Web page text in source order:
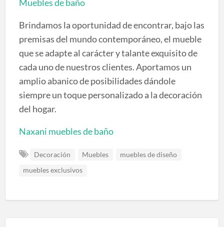
Muebles de baño
Brindamos la oportunidad de encontrar, bajo las
premisas del mundo contemporáneo, el mueble
que se adapte al carácter y talante exquisito de
cada uno de nuestros clientes. Aportamos un
amplio abanico de posibilidades dándole
siempre un toque personalizado a la decoración
del hogar.
Naxani muebles de baño
Decoración Muebles
muebles de diseño
muebles exclusivos